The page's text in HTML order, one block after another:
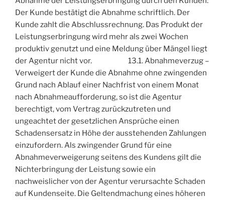
Der Kunde bestätigt die Abnahme schriftlich. Der
Kunde zahlt die Abschlussrechnung. Das Produkt der
Leistungserbringung wird mehr als zwei Wochen
produktiv genutzt und eine Meldung über Mängel liegt
der Agentur nicht vor. 13.1. Abnahmeverzug –
Verweigert der Kunde die Abnahme ohne zwingenden
Grund nach Ablauf einer Nachfrist von einem Monat
nach Abnahmeaufforderung, so ist die Agentur
berechtigt, vom Vertrag zurückzutreten und
ungeachtet der gesetzlichen Ansprüche einen
Schadensersatz in Höhe der ausstehenden Zahlungen
einzufordern. Als zwingender Grund für eine
Abnahmeverweigerung seitens des Kundens gilt die
Nichterbringung der Leistung sowie ein
nachweislicher von der Agentur verursachte Schaden
auf Kundenseite. Die Geltendmachung eines höheren